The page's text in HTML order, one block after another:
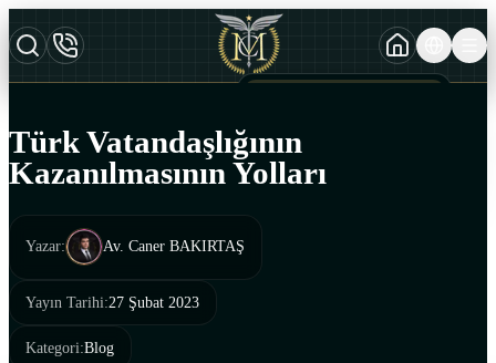
ENGLISH
Türk Vatandaşlığının
Kazanılmasının Yolları
Yazar: Av. Caner BAKIRTAŞ
Yayın Tarihi:27 Şubat 2023
Kategori:Blog